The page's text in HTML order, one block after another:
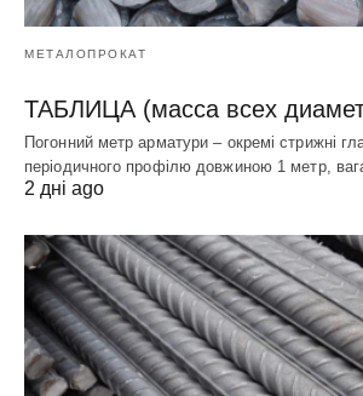
МЕТАЛОПРОКАТ
ТАБЛИЦА (масса всех
Погонний метр арматури – окремі стрижні
періодичного профілю довжиною 1 метр,
2 дні ago